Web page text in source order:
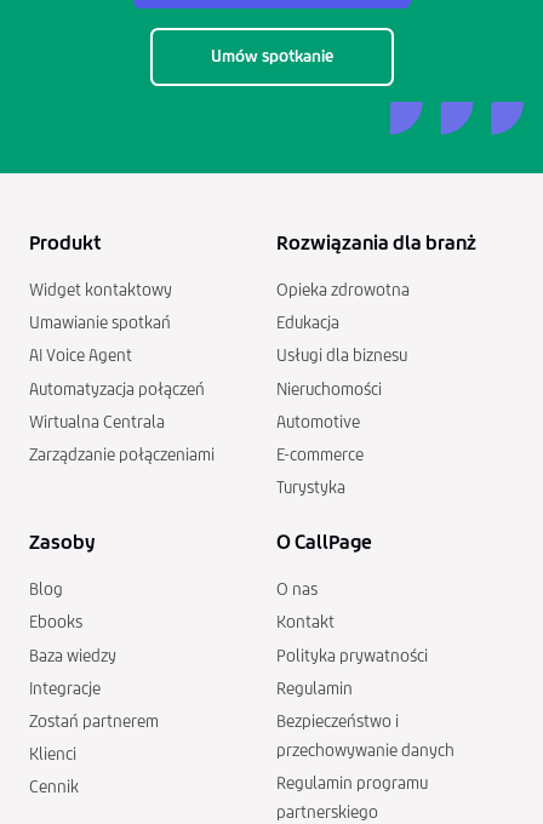
Umów spotkanie
Produkt
Widget kontaktowy
Umawianie spotkań
AI Voice Agent
Automatyzacja połączeń
Wirtualna Centrala
Zarządzanie połączeniami
Rozwiązania dla branż
Opieka zdrowotna
Edukacja
Usługi dla biznesu
Nieruchomości
Automotive
E-commerce
Turystyka
Zasoby
Blog
Ebooks
Baza wiedzy
Integracje
Zostań partnerem
Klienci
Cennik
O CallPage
O nas
Kontakt
Polityka prywatności
Regulamin
Bezpieczeństwo i
przechowywanie danych
Regulamin programu
partnerskiego